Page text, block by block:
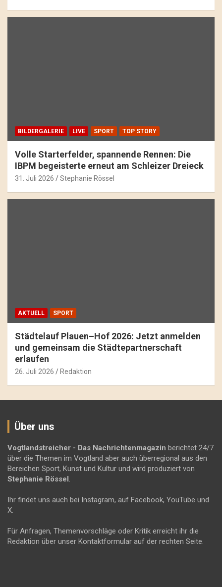
BILDERGALERIE LIVE SPORT TOP STORY
Volle Starterfelder, spannende Rennen: Die
IBPM begeisterte erneut am Schleizer Dreieck
31. Juli 2026 Stephanie Rössel
AKTUELL SPORT
Städtelauf Plauen–Hof 2026: Jetzt anmelden
und gemeinsam die Städtepartnerschaft
erlaufen
26. Juli 2026 Redaktion
Über uns
Vogtlandstreicher - Das Nachrichtenmagazin berichtet 24/7
über die Themen im Vogtland aber auch überregional aus den
Bereichen Sport, Kunst und Kultur und wird produziert von
Stephanie Rössel .
Ihr findet uns auch bei Instagram, auf Facebook, YouTube und
X.
Für Anfragen, Themenvorschläge oder Kritik erreicht ihr die
Redaktion über unser Kontaktformular auf der rechten Seite.